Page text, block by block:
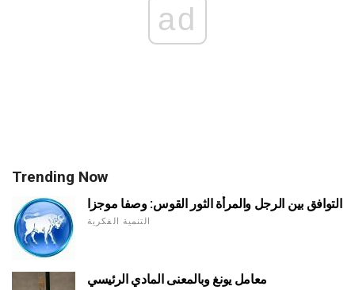
ad
Trending Now
التوافق بين الرجل والمرأة الثور القوس: وصفا موجزا
التنمية الفكرية
معامل يونغ وبالمعنى المادي الرئيسي